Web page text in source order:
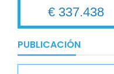
€ 337.438
PUBLICACIÓN